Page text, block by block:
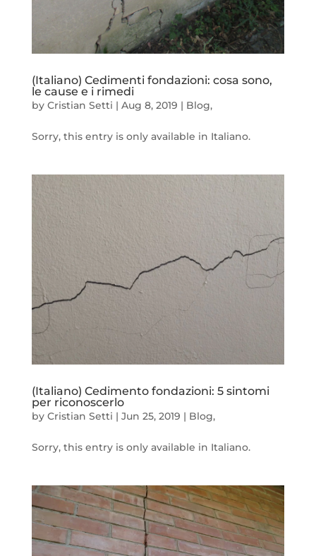
(Italiano) Cedimenti fondazioni: cosa sono,
le cause e i rimedi
by Cristian Setti | Aug 8, 2019 | Blog,
Sorry, this entry is only available in Italiano.
(Italiano) Cedimento fondazioni: 5 sintomi
per riconoscerlo
by Cristian Setti | Jun 25, 2019 | Blog,
Sorry, this entry is only available in Italiano.